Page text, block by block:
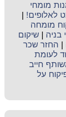
מומחי
לאלופים!
מומחה
בניה |שיקום
החזר שכר
לעומת
חייב
על